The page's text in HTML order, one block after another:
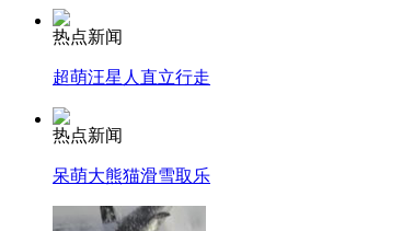
热点新闻
超萌汪星人直立行走
热点新闻
呆萌大熊猫滑雪取乐